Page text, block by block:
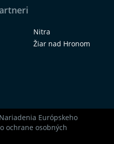
Nitra
Žiar nad Hronom
Európskeho
ochrane osobných